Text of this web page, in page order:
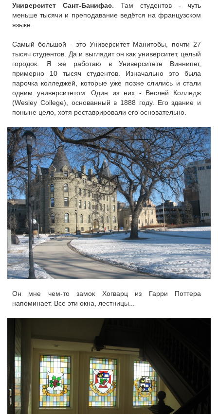
Университет Сант-Банифас . Там студентов - чуть
меньше тысячи и преподавание ведётся на французском
языке.
Самый большой - это Университет Манитобы, почти 27
тысяч студентов. Да и выглядит он как университет, целый
городок. Я же работаю в Университете Виннипег,
примерно 10 тысяч студентов. Изначально это была
парочка колледжей, которые уже позже слились и стали
одним университетом. Один из них - Веслей Колледж
(Wesley College), основанный в 1888 году. Его здание и
поныне цело, хотя реставрировали его основательно.
Он мне чем-то замок Хогварц из Гарри Поттера
напоминает. Все эти окна, лестницы...